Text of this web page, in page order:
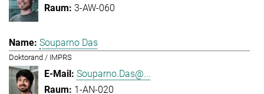
3-AW-060
Souparno Das
Doktorand / IMPRS
Souparno.Das@...
1-AN-020